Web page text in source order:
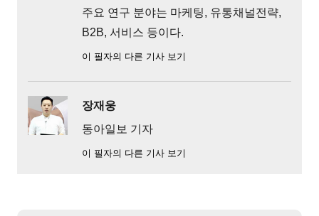
주요 연구 분야는 마케팅, 유통채널전략,
B2B, 서비스 등이다.
이 필자의 다른 기사 보기
장재웅
동아일보 기자
이 필자의 다른 기사 보기